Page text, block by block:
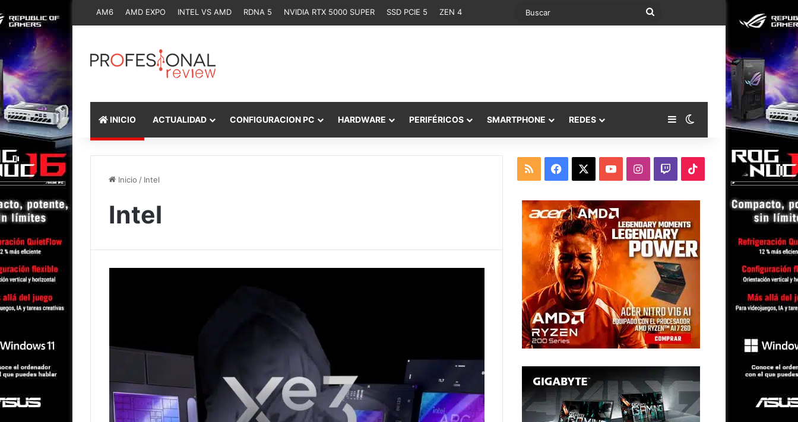
AM6 AMD EXPO INTEL VS AMD RDNA 5 NVIDIA RTX 5000 SUPER SSD PCIE 5 ZEN 4 Buscar
INICIO ACTUALIDAD CONFIGURACION PC HARDWARE PERIFÉRICOS SMARTPHONE REDES Barra lateral
Switch skin
Inicio / Intel
Intel
RSS Facebook YouTubeInstagram
TwitchTikTok